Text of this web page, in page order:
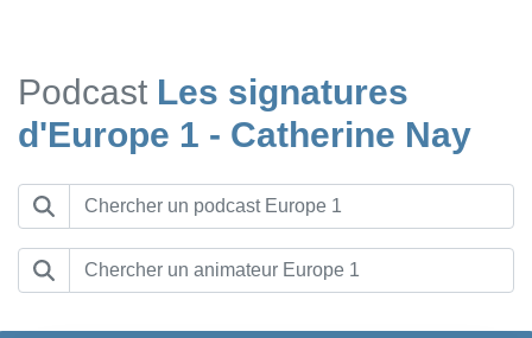
Podcast Les signatures
d'Europe 1 - Catherine Nay